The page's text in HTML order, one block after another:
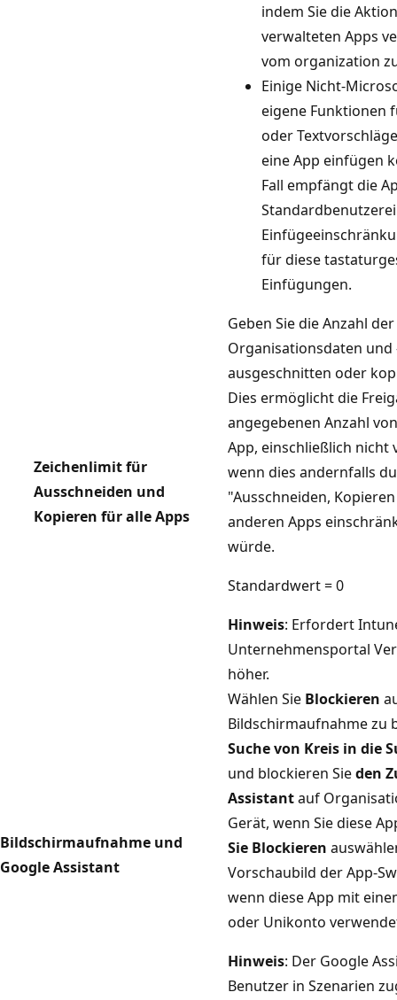
indem Sie die
verwalteten Apps
vom organization
Einige Nicht-
eigene Funktionen
oder
eine App einfügen
Fall empfängt die
für diese
Einfügungen.
Zeichenlimit für
Ausschneiden und
Kopieren für alle Apps
Geben Sie die Anzahl
Organisationsdaten
ausgeschnitten oder
Dies ermöglicht die
angegebenen Anzahl
App, einschließlich nicht
wenn dies andernfalls
"Ausschneiden,
anderen Apps
würde.
Standardwert = 0
Hinweis: Erfordert
Unternehmensportal
höher.
Bildschirmaufnahme und
Google Assistant
Wählen Sie Blockieren
Bildschirmaufnahme zu
Suche von Kreis in die
und blockieren Sieden
Assistantauf
Gerät, wenn Sie diese
Sie Blockieren
Vorschaubild der App-
wenn diese App mit
oder Unikonto
Hinweis: Der Google
Benutzer in Szenarien